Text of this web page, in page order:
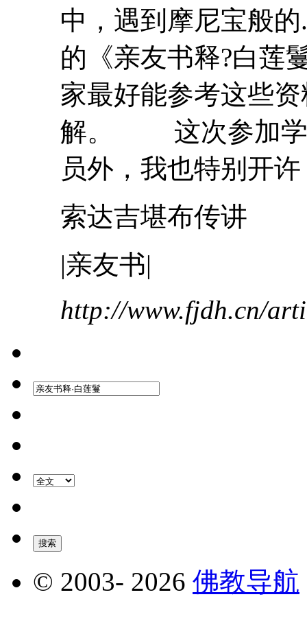
中，遇到摩尼宝般
的《亲友书释?白莲
家最好能参考这些
解。 这次参加学
员外，我也特别开
索达吉堪布传讲
|亲友书|
http://www.fjdh.cn/
© 2003- 2026 佛教导航